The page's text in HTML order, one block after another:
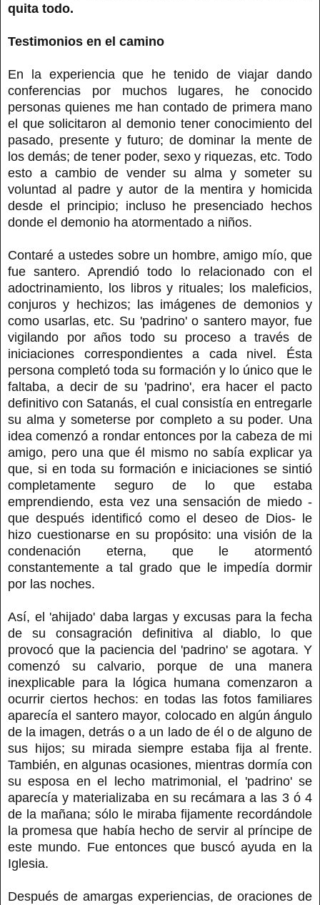
quita todo.
Testimonios en el camino
En la experiencia que he tenido de viajar dando
conferencias por muchos lugares, he conocido
personas quienes me han contado de primera mano
el que solicitaron al demonio tener conocimiento del
pasado, presente y futuro; de dominar la mente de
los demás; de tener poder, sexo y riquezas, etc. Todo
esto a cambio de vender su alma y someter su
voluntad al padre y autor de la mentira y homicida
desde el principio; incluso he presenciado hechos
donde el demonio ha atormentado a niños.
Contaré a ustedes sobre un hombre, amigo mío, que
fue santero. Aprendió todo lo relacionado con el
adoctrinamiento, los libros y rituales; los maleficios,
conjuros y hechizos; las imágenes de demonios y
como usarlas, etc. Su 'padrino' o santero mayor, fue
vigilando por años todo su proceso a través de
iniciaciones correspondientes a cada nivel. Ésta
persona completó toda su formación y lo único que le
faltaba, a decir de su 'padrino', era hacer el pacto
definitivo con Satanás, el cual consistía en entregarle
su alma y someterse por completo a su poder. Una
idea comenzó a rondar entonces por la cabeza de mi
amigo, pero una que él mismo no sabía explicar ya
que, si en toda su formación e iniciaciones se sintió
completamente seguro de lo que estaba
emprendiendo, esta vez una sensación de miedo -
que después identificó como el deseo de Dios- le
hizo cuestionarse en su propósito: una visión de la
condenación eterna, que le atormentó
constantemente a tal grado que le impedía dormir
por las noches.
Así, el 'ahijado' daba largas y excusas para la fecha
de su consagración definitiva al diablo, lo que
provocó que la paciencia del 'padrino' se agotara. Y
comenzó su calvario, porque de una manera
inexplicable para la lógica humana comenzaron a
ocurrir ciertos hechos: en todas las fotos familiares
aparecía el santero mayor, colocado en algún ángulo
de la imagen, detrás o a un lado de él o de alguno de
sus hijos; su mirada siempre estaba fija al frente.
También, en algunas ocasiones, mientras dormía con
su esposa en el lecho matrimonial, el 'padrino' se
aparecía y materializaba en su recámara a las 3 ó 4
de la mañana; sólo le miraba fijamente recordándole
la promesa que había hecho de servir al príncipe de
este mundo. Fue entonces que buscó ayuda en la
Iglesia.
Después de amargas experiencias, de oraciones de